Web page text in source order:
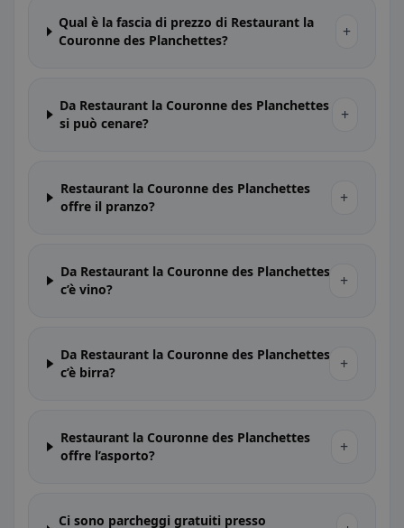
Qual è la fascia di prezzo di Restaurant la
Couronne des Planchettes?
+
Da Restaurant la Couronne des Planchettes
si può cenare?
+
Restaurant la Couronne des Planchettes
offre il pranzo?
+
Da Restaurant la Couronne des Planchettes
c’è vino?
+
Da Restaurant la Couronne des Planchettes
c’è birra?
+
Restaurant la Couronne des Planchettes
offre l’asporto?
+
Ci sono parcheggi gratuiti presso